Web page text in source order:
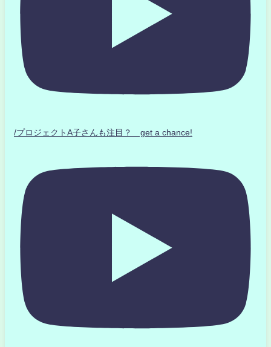
/プロジェクトA子さんも注目？ get a chance!